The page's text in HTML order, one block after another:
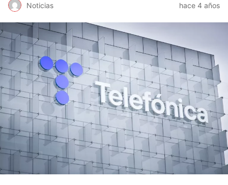
Noticias hace 4 años